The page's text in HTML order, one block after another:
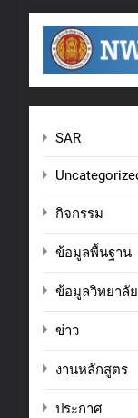
SAR
กิจกรรม
ข้อมูลพื้นฐาน
ข้อมูลวิทยาลัย
ข่าว
งานหลักสูตร
ประกาศ